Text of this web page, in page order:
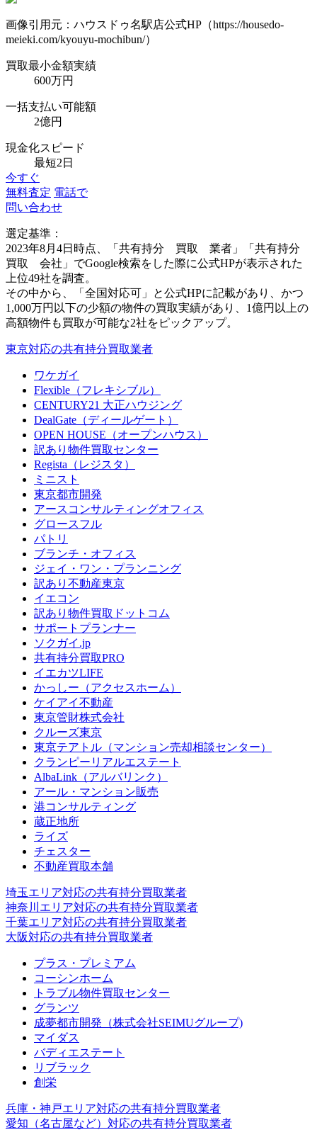
画像引用元：ハウスドゥ名駅店公式HP（https://housedo-
meieki.com/kyouyu-mochibun/）
買取最小金額実績
600万円
一括支払い可能額
2億円
現金化スピード
最短2日
今すぐ
無料査定 電話で
問い合わせ
選定基準：
2023年8月4日時点、「共有持分 買取 業者」「共有持分
買取 会社」でGoogle検索をした際に公式HPが表示された
上位49社を調査。
その中から、「全国対応可」と公式HPに記載があり、かつ
1,000万円以下の少額の物件の買取実績があり、1億円以上の
高額物件も買取が可能な2社をピックアップ。
東京対応の共有持分買取業者
ワケガイ
Flexible（フレキシブル）
CENTURY21 大正ハウジング
DealGate（ディールゲート）
OPEN HOUSE（オープンハウス）
訳あり物件買取センター
Regista（レジスタ）
ミニスト
東京都市開発
アースコンサルティングオフィス
グロースフル
パトリ
ブランチ・オフィス
ジェイ・ワン・プランニング
訳あり不動産東京
イエコン
訳あり物件買取ドットコム
サポートプランナー
ソクガイ.jp
共有持分買取PRO
イエカツLIFE
かっしー（アクセスホーム）
ケイアイ不動産
東京管財株式会社
クルーズ東京
東京テアトル（マンション売却相談センター）
クランピーリアルエステート
AlbaLink（アルバリンク）
アール・マンション販売
港コンサルティング
蔵正地所
ライズ
チェスター
不動産買取本舗
埼玉エリア対応の共有持分買取業者
神奈川エリア対応の共有持分買取業者
千葉エリア対応の共有持分買取業者
大阪対応の共有持分買取業者
プラス・プレミアム
コーシンホーム
トラブル物件買取センター
グランツ
成夢都市開発（株式会社SEIMUグループ)
マイダス
バディエステート
リブラック
創栄
兵庫・神戸エリア対応の共有持分買取業者
愛知（名古屋など）対応の共有持分買取業者